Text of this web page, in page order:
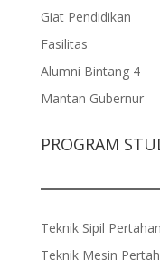
Giat Pendidikan
Fasilitas
Alumni Bintang 4
Mantan Gubernur
PROGRAM
Teknik Sipil
Teknik Mesin